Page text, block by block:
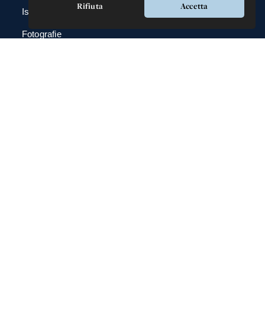
Rifiuta Accetta
Iscrizioni
Fotografie